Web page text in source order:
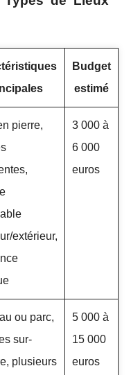
Budget
estimé
pierre,
extérieur,
3 000 à
6 000
euros
ou parc,
sur-
plusieurs
5 000 à
15 000
euros